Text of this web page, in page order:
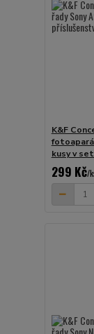
K&F
kusy v
299 Kč/